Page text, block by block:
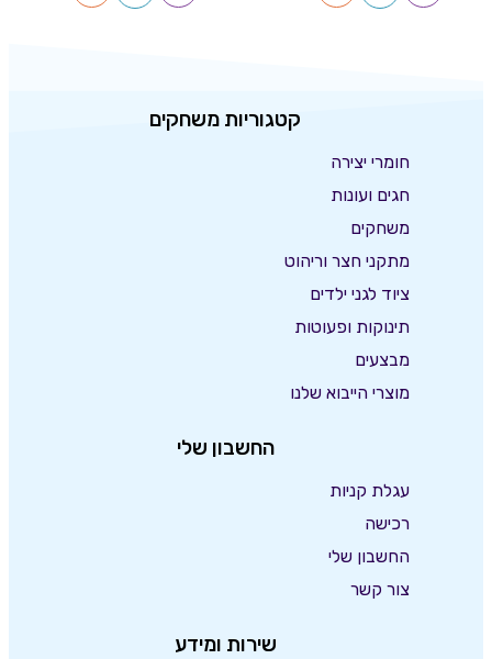
קטגוריות משחקים
חומרי יצירה
חגים ועונות
משחקים
מתקני חצר וריהוט
ציוד לגני ילדים
תינוקות ופעוטות
מבצעים
מוצרי הייבוא שלנו
החשבון שלי
עגלת קניות
רכישה
החשבון שלי
צור קשר
שירות ומידע